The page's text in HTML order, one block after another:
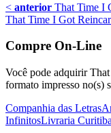
< anterior That Time I
That Time I Got
Compre On-Line
Você pode adquirir
formato impresso no(s)
Companhia das Letras
InfinitosLivraria Curitiba